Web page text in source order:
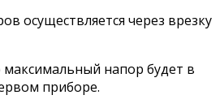
осуществляется через врезку
максимальный напор будет в
приборе.